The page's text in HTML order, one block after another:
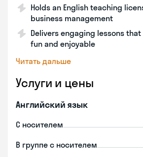
Holds an English teaching
business management
Delivers engaging lessons
fun and enjoyable
Читать дальше
Услуги и цены
Английский язык
С носителем
В группе с носителем